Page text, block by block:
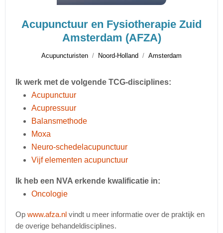
Acupunctuur en Fysiotherapie Zuid
Amsterdam (AFZA)
Acupuncturisten Noord-Holland Amsterdam
Ik werk met de volgende TCG-disciplines:
Acupunctuur
Acupressuur
Balansmethode
Moxa
Neuro-schedelacupunctuur
Vijf elementen acupunctuur
Ik heb een NVA erkende kwalificatie in:
Oncologie
Opwww.afza.nl vindt u meer informatie over de praktijk en
de overige behandeldisciplines.